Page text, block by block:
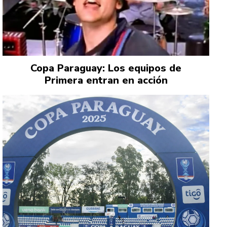
Copa Paraguay: Los equipos de
Primera entran en acción